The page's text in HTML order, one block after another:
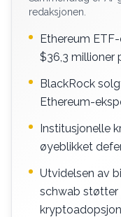
redaksjonen.
Ethereum
$36,3 millioner
BlackRock
Ethereum-
Institusjonelle
øyeblikket
Utvidelsen av
schwab